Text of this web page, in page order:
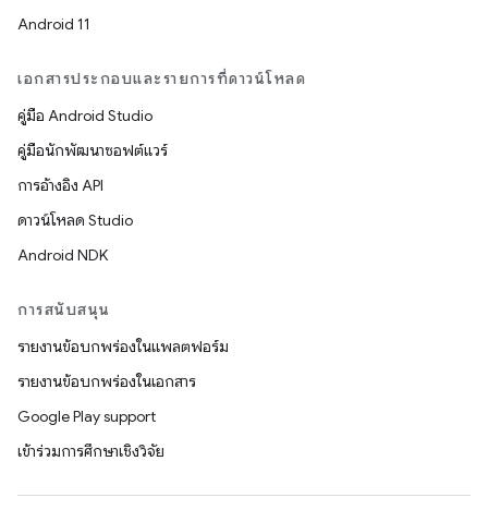
Android 11
เอกสารประกอบและรายการที่ดาวน์โหลด
คู่มือ Android Studio
คู่มือนักพัฒนาซอฟต์แวร์
การอ้างอิง API
ดาวน์โหลด Studio
Android NDK
การสนับสนุน
รายงานข้อบกพร่องในแพลตฟอร์ม
รายงานข้อบกพร่องในเอกสาร
Google Play support
เข้าร่วมการศึกษาเชิงวิจัย